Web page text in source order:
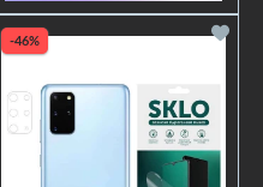
-46%